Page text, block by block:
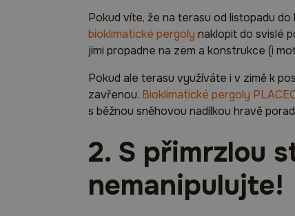
Pokud víte, že na terasu od listopadu
bioklimatické pergoly naklopit do svislé
jimi propadne na zem a konstrukce (i
Pokud ale terasu využíváte i v zimě k
zavřenou. Bioklimatické pergoly
s běžnou sněhovou nadílkou hravě
2. S přimrzlou
nemanipulujte!